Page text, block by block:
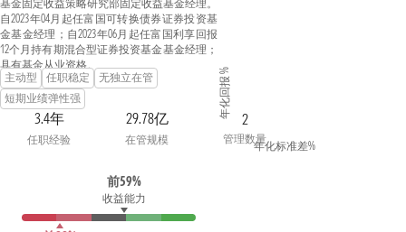
基金固定收益策略研究部固定收益基金经理。
自2023年04月起任富国可转换债券证券投资基
金基金经理；自2023年06月起任富国利享回报
12个月持有期混合型证券投资基金基金经理；
具有基金从业资格。
主动型
任职稳定
无独立在管
短期业绩弹性强
3.4年
任职经验
29.78亿
在管规模
2
管理数量
前59%
收益能力
年化回报 %
年化标准差%